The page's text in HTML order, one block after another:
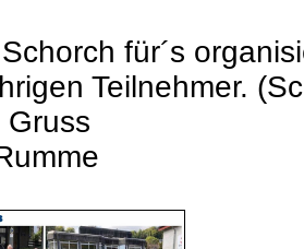
für´s
Teilnehmer.
Gruss